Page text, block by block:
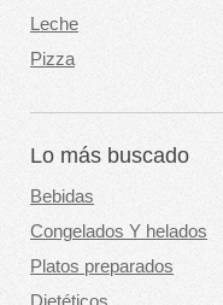
Leche
Pizza
Lo más buscado
Bebidas
Congelados Y helados
Platos preparados